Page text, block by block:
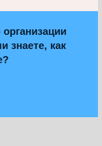
знаете, как